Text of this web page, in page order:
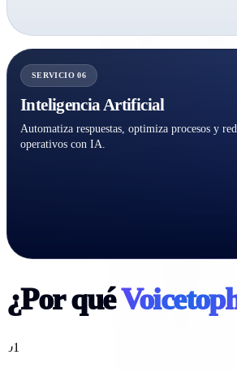
SERVICIO 06
Inteligencia Artificial
Automatiza respuestas, optimiza procesos y
operativos con IA.
¿Por qué
01